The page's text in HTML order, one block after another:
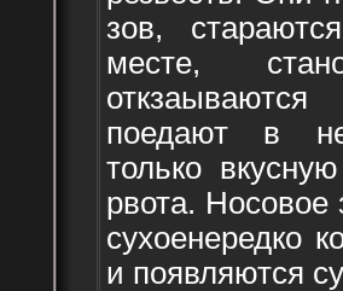
зов,
месте,
поедают в
только
рвота. Носовое
сухоенередко
и появляются